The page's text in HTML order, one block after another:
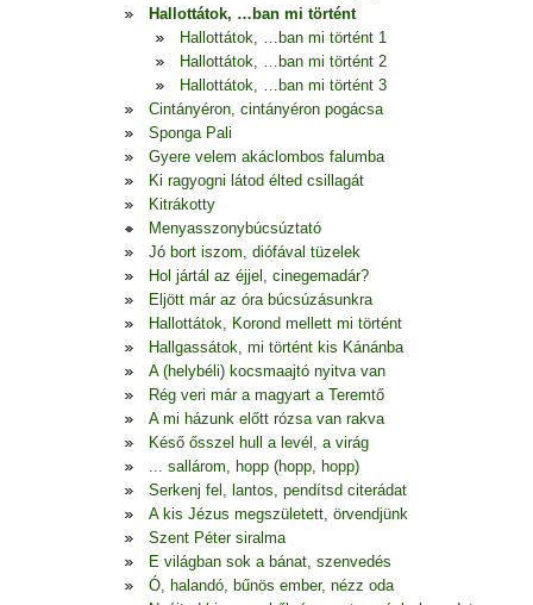
Hallottátok, …ban mi történt
Hallottátok, …ban mi történt 1
Hallottátok, …ban mi történt 2
Hallottátok, …ban mi történt 3
Cintányéron, cintányéron pogácsa
Sponga Pali
Gyere velem akáclombos falumba
Ki ragyogni látod élted csillagát
Kitrákotty
Menyasszonybúcsúztató
Jó bort iszom, diófával tüzelek
Hol jártál az éjjel, cinegemadár?
Eljött már az óra búcsúzásunkra
Hallottátok, Korond mellett mi történt
Hallgassátok, mi történt kis Kánánba
A (helybéli) kocsmaajtó nyitva van
Rég veri már a magyart a Teremtő
A mi házunk előtt rózsa van rakva
Késő ősszel hull a levél, a virág
... sallárom, hopp (hopp, hopp)
Serkenj fel, lantos, pendítsd citerádat
A kis Jézus megszületett, örvendjünk
Szent Péter siralma
E világban sok a bánat, szenvedés
Ó, halandó, bűnös ember, nézz oda